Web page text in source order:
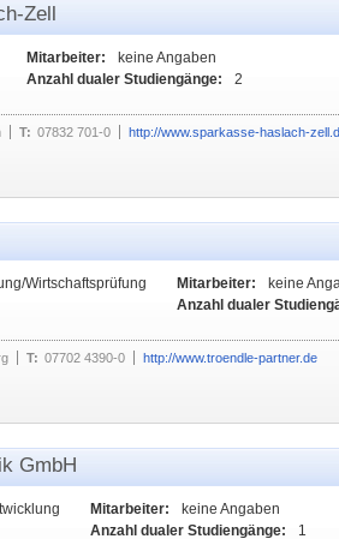
Zell
Mitarbeiter:
keine Angaben
Anzahl dualer Studiengänge:
2
T: 07832 701-0 http://www.sparkasse-haslach-
Wirtschaftsprüfung
Mitarbeiter:
keine
Anzahl dualer
T: 07702 4390-0 http://www.troendle-partner.de
GmbH
Mitarbeiter:
keine Angaben
Anzahl dualer Studiengänge:
1